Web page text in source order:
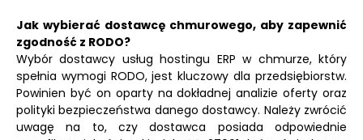
Jak wybierać dostawcę chmurowego, aby zapewnić
zgodność z RODO?
Wybór dostawcy usług hostingu ERP w chmurze, który
spełnia wymogi RODO, jest kluczowy dla przedsiębiorstw.
Powinien być on oparty na dokładnej analizie oferty oraz
polityki bezpieczeństwa danego dostawcy. Należy zwrócić
uwagę na to, czy dostawca posiada odpowiednie